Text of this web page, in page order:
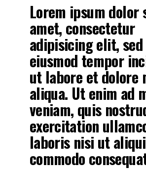
Lorem ipsum dolor
amet, consectetur
adipisicing elit, sed
eiusmod tempor
ut labore et dolore
aliqua. Ut enim ad
veniam, quis
exercitation
laboris nisi ut
commodo